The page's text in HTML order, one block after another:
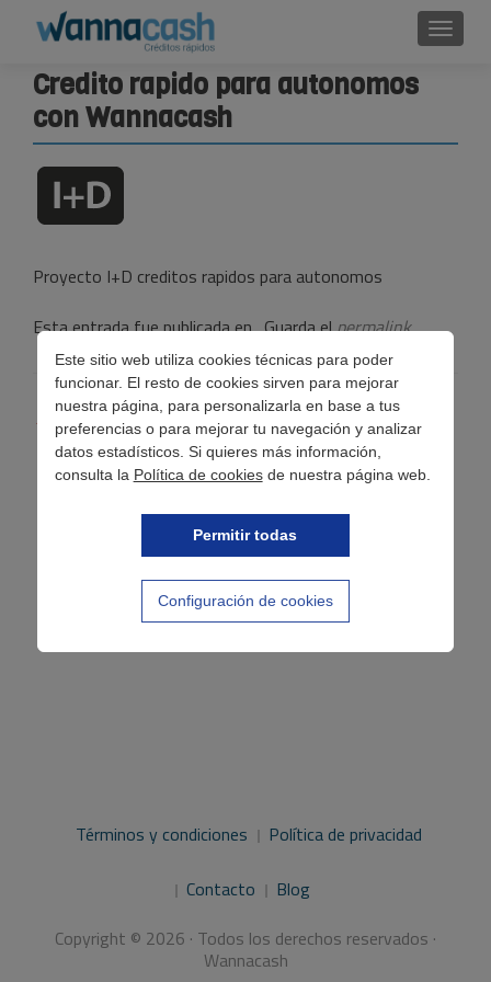
Este sitio web utiliza cookies técnicas para poder
funcionar. El resto de cookies sirven para mejorar
nuestra página, para personalizarla en base a tus
preferencias o para mejorar tu navegación y analizar
datos estadísticos. Si quieres más información,
consulta la Política de cookiesde nuestra página web.
Permitir todas
Configuración de cookies
Credito rapido para autonomos
con Wannacash
Proyecto I+D creditos rapidos para autonomos
Esta entrada fue publicada en . Guarda elpermalink.
Navegación
de
entradas
← ¿Qué preocupa a los autónomos españoles?
Términos y condiciones Política de privacidad
Contacto
Blog
Copyright © 2026 · Todos los derechos reservados ·
Wannacash